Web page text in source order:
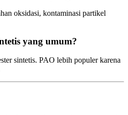
oksidasi, kontaminasi partikel
yang umum?
sintetis. PAO lebih populer karena